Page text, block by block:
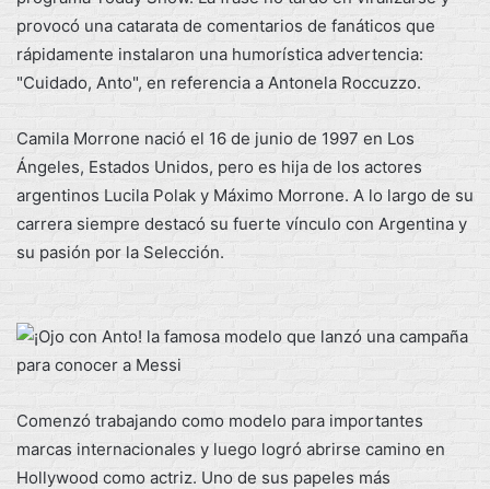
provocó una catarata de comentarios de fanáticos que
rápidamente instalaron una humorística advertencia:
"Cuidado, Anto", en referencia a Antonela Roccuzzo.
Camila Morrone nació el 16 de junio de 1997 en Los
Ángeles, Estados Unidos, pero es hija de los actores
argentinos Lucila Polak y Máximo Morrone. A lo largo de su
carrera siempre destacó su fuerte vínculo con Argentina y
su pasión por la Selección.
Comenzó trabajando como modelo para importantes
marcas internacionales y luego logró abrirse camino en
Hollywood como actriz. Uno de sus papeles más